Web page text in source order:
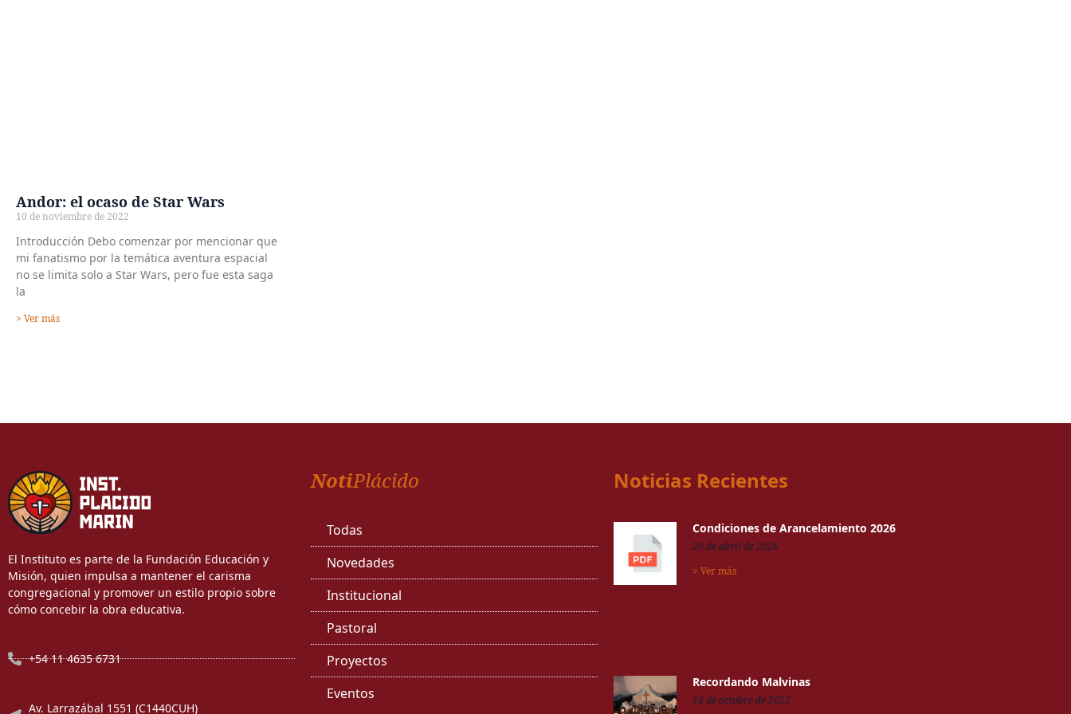
Andor: el ocaso de Star Wars
10 de noviembre de 2022
Introducción Debo comenzar por mencionar que
mi fanatismo por la temática aventura espacial
no se limita solo a Star Wars, pero fue esta saga
la
> Ver más
El Instituto es parte de la Fundación Educación y
Misión, quien impulsa a mantener el carisma
congregacional y promover un estilo propio sobre
cómo concebir la obra educativa.
+54 11 4635 6731
Av. Larrazábal 1551 (C1440CUH)
NotiPlácido
Todas
Novedades
Institucional
Pastoral
Proyectos
Eventos
Noticias Recientes
Condiciones de Arancelamiento 2026
20 de abril de 2026
> Ver más
Recordando Malvinas
14 de octubre de 2022